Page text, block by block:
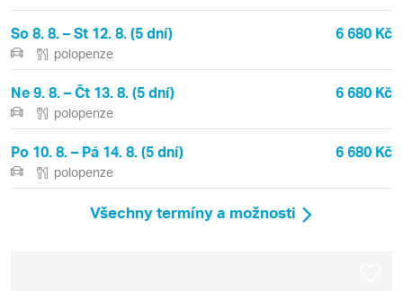
So 8. 8. – St 12. 8. (5 dní) 6 680 Kč
polopenze
Ne 9. 8. – Čt 13. 8. (5 dní) 6 680 Kč
polopenze
Po 10. 8. – Pá 14. 8. (5 dní) 6 680 Kč
polopenze
Všechny termíny a možnosti